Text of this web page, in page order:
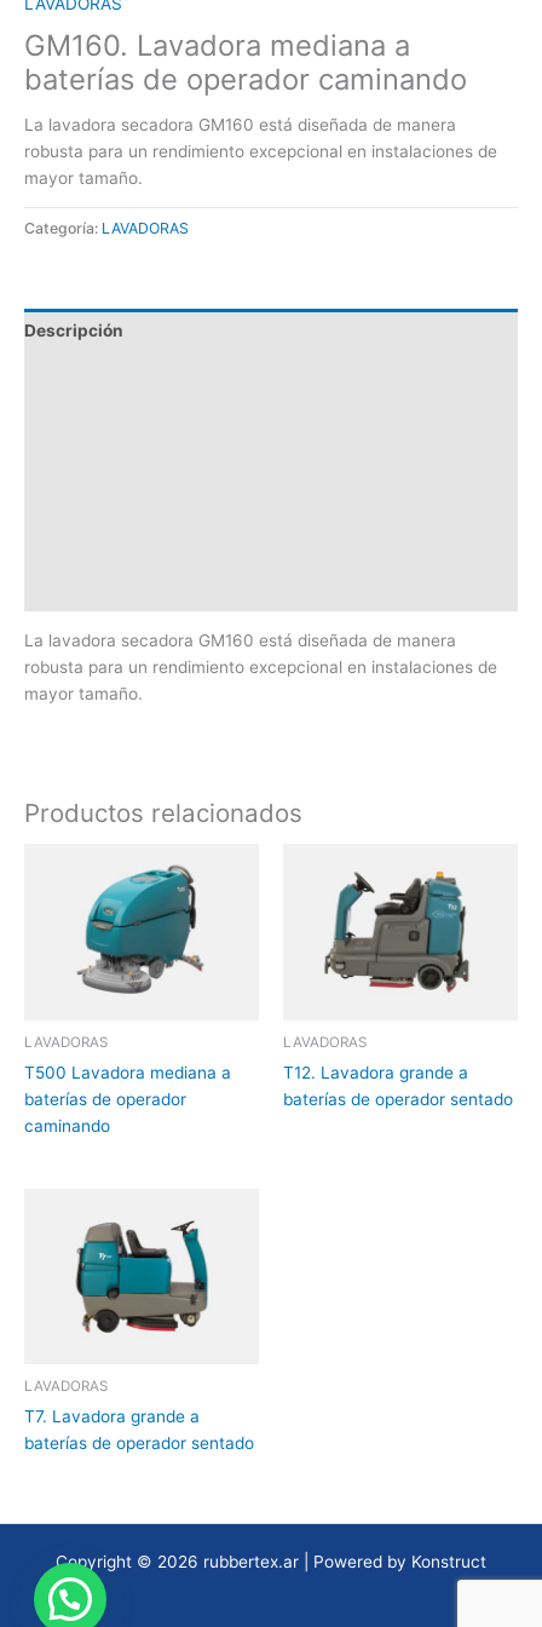
GM160. Lavadora mediana a
baterías de operador caminando
La lavadora secadora GM160 está diseñada de manera
robusta para un rendimiento excepcional en instalaciones de
mayor tamaño.
Categoría: LAVADORAS
Descripción
La lavadora secadora GM160 está diseñada de manera
robusta para un rendimiento excepcional en instalaciones de
mayor tamaño.
Productos relacionados
LAVADORAS
T500 Lavadora mediana a
baterías de operador
caminando
LAVADORAS
T12. Lavadora grande a
baterías de operador sentado
LAVADORAS
T7. Lavadora grande a
baterías de operador sentado
Copyright © 2026 rubbertex.ar | Powered by Konstruct